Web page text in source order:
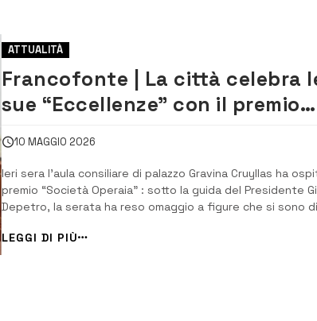
ATTUALITÀ
Francofonte | La città celebra
sue “Eccellenze” con il premio
“Società Operaia”
10 MAGGIO 2026
Ieri sera l’aula consiliare di palazzo Gravina Cruyllas ha
premio “Società Operaia” : sotto la guida del Presidente
Depetro, la serata ha reso omaggio a figure che si sono
nel campo della cultura, dello sport, del professionismo e
sociale, portando lustro al territorio. A introdurre la serata
stato il [&hell...
LEGGI DI PIÙ